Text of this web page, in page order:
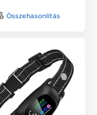
Összehasonlítás